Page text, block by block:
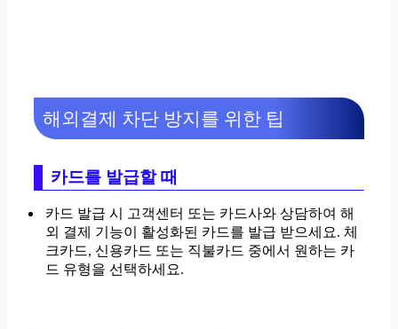
해외결제 차단 방지를 위한 팁
카드를 발급할 때
카드 발급 시 고객센터 또는 카드사와 상담하여 해
외 결제 기능이 활성화된 카드를 발급 받으세요. 체
크카드, 신용카드 또는 직불카드 중에서 원하는 카
드 유형을 선택하세요.